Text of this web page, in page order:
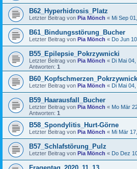
B62_Hyperhidrosis_Platz
Letzter Beitrag von Pia Mönch « Mi Sep
B61_Bindungsstörung_Bucher
Letzter Beitrag von Pia Mönch « Do Jun
B55_Epilepsie_Pokrzywnicki
Letzter Beitrag von Pia Mönch « Di Mai
Antworten: 1
Letzter Beitrag von Pia Mönch « Di Mai
B59_Haarausfall_Bucher
Letzter Beitrag von Pia Mönch « Mo Mär
Antworten: 1
B58_Spondylitis_Hurt-Görne
Letzter Beitrag von Pia Mönch « Mi Mär
B57_Schlafstörung_Pulz
Letzter Beitrag von Pia Mönch « Do Dez